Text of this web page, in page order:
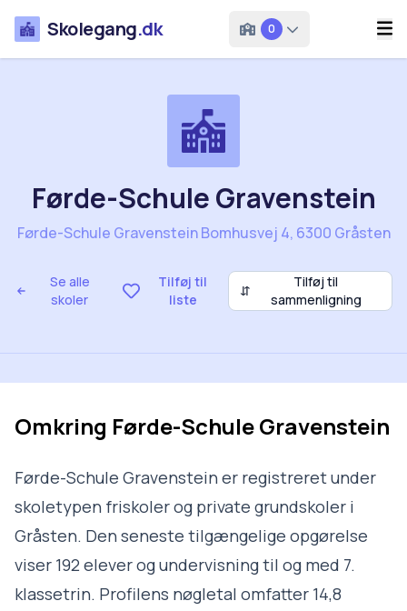
Skolegang.dk 0
Se alle
skoler
Tilføj til
liste
⇵
Tilføj til
sammenligning
Førde-Schule Gravenstein
Førde-Schule Gravenstein Bomhusvej 4, 6300 Gråsten
Omkring Førde-Schule Gravenstein
Førde-Schule Gravenstein er registreret under
skoletypen friskoler og private grundskoler i
Gråsten. Den seneste tilgængelige opgørelse
viser 192 elever og undervisning til og med 7.
klassetrin. Profilens nøgletal omfatter 14,8